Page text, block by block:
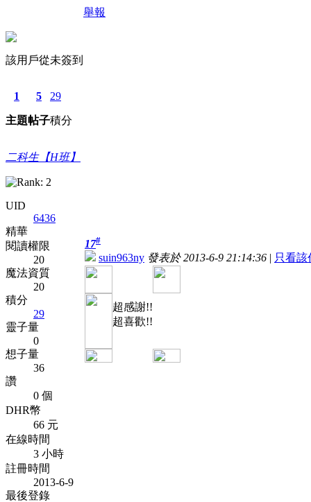
舉報
該用戶從未簽到
1
主題
5
帖子
29
積分
二科生【H班】
UID
6436
精華
閱讀權限
20
魔法資質
20
積分
29
靈子量
0
想子量
36
讚
0 個
DHR幣
66 元
在線時間
3 小時
註冊時間
2013-6-9
最後登錄
17#
suin963ny 發表於 2013-6-9 21:14:36 | 只看該
超感謝!!
超喜歡!!